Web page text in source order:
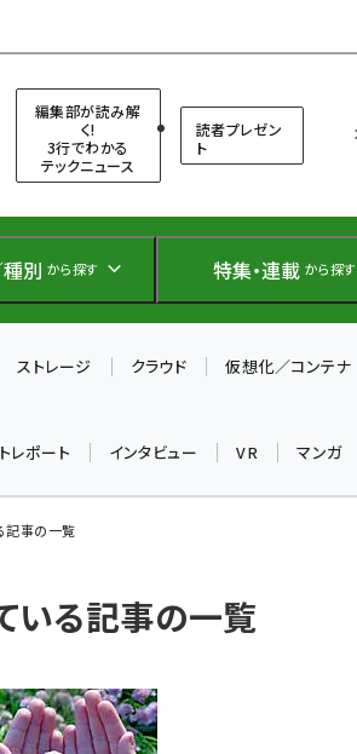
編集部が読み解
く!
3行でわかる
テックニュース
読者プレゼン
ト
別 から探す 特集・連載 から探す
ストレージ クラウド 仮想化／コンテナ
レポート インタビュー VR マンガ
記事の一覧
いる記事の一覧